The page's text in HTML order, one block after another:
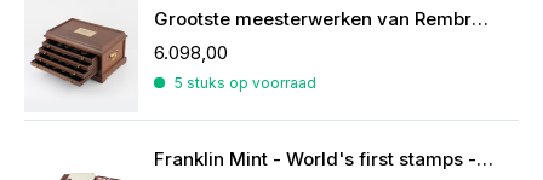
Grootste meesterwerken van Rembrandt in zilver
6.098,00
5 stuks op voorraad
Franklin Mint - World's first stamps - postzegels in sterling zilver